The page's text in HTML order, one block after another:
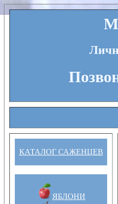
КАТАЛОГ САЖЕНЦЕВ
ЯБЛОНИ